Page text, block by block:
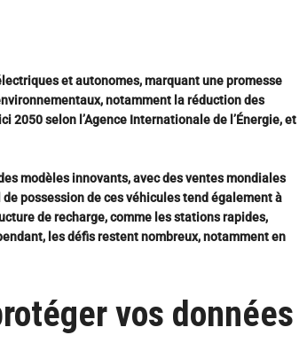
et autonomes, marquant une promesse
notamment la réduction des
2050 selon l’Agence Internationale de l’Énergie, et
modèles innovants, avec des ventes mondiales
possession de ces véhicules tend également à
de recharge, comme les stations rapides,
les défis restent nombreux, notamment en
vos données